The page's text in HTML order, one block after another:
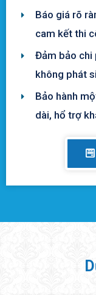
Báo giá rõ
cam kết thi
Đảm bảo chi
không phát
Bảo hành
dài, hổ trợ